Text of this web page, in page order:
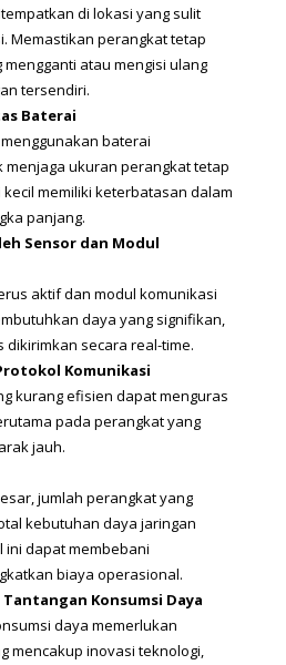
di lokasi yang sulit
Memastikan perangkat tetap
atau mengisi ulang
tersendiri.
Baterai
baterai
ukuran perangkat tetap
memiliki keterbatasan dalam
panjang.
Sensor dan Modul
aktif dan modul komunikasi
daya yang signifikan,
secara real-time.
Komunikasi
kurang efisien dapat menguras
pada perangkat yang
jauh.
jumlah perangkat yang
kebutuhan daya jaringan
ini dapat membebani
biaya operasional.
Konsumsi Daya
daya memerlukan
mencakup inovasi teknologi,